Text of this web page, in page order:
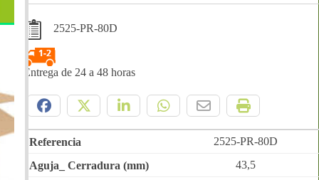
2525-PR-80D
Entrega de 24 a 48 horas
2525-PR-80D
43,5